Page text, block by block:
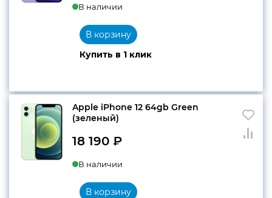
В наличии
Купить в 1 клик
В корзину
Apple iPhone 12 64gb Green
(зеленый)
18 190 ₽
В наличии
В корзину